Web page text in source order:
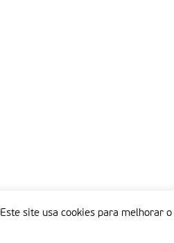
Este site usa cookies para melhorar